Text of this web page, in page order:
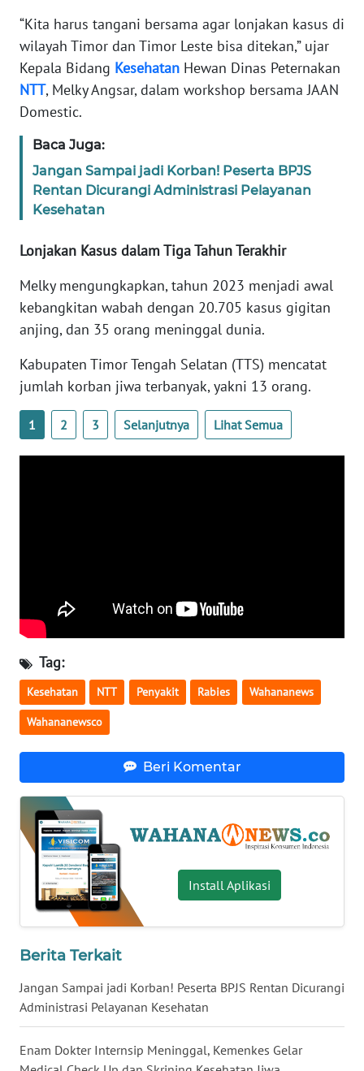
“Kita harus tangani bersama agar lonjakan kasus di
wilayah Timor dan Timor Leste bisa ditekan,” ujar
Kepala Bidang Kesehatan Hewan Dinas Peternakan
NTT, Melky Angsar, dalam workshop bersama JAAN
Domestic.
Baca Juga:
Jangan Sampai jadi Korban! Peserta BPJS
Rentan Dicurangi Administrasi Pelayanan
Kesehatan
Lonjakan Kasus dalam Tiga Tahun Terakhir
Melky mengungkapkan, tahun 2023 menjadi awal
kebangkitan wabah dengan 20.705 kasus gigitan
anjing, dan 35 orang meninggal dunia.
Kabupaten Timor Tengah Selatan (TTS) mencatat
jumlah korban jiwa terbanyak, yakni 13 orang.
1 2 3 Selanjutnya Lihat Semua
Tag:
Kesehatan NTT Penyakit Rabies Wahananews
Wahananewsco
Beri Komentar
Install Aplikasi
Berita Terkait
Jangan Sampai jadi Korban! Peserta BPJS Rentan Dicurangi
Administrasi Pelayanan Kesehatan
Enam Dokter Internsip Meninggal, Kemenkes Gelar
KARIR
DISCLAIMER
Wahana
News
Regional
WN
SUMUT
JAKARTA
WN
JABAR
BANTEN
WN
NTT
PAPUA
BARAT
RIAU
WN
SERAMBI
WN
JAMBI
WN
SULTRA
WN
NTB
SULTENG
SULBAR